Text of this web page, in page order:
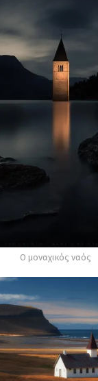
Ο μοναχικός ναός